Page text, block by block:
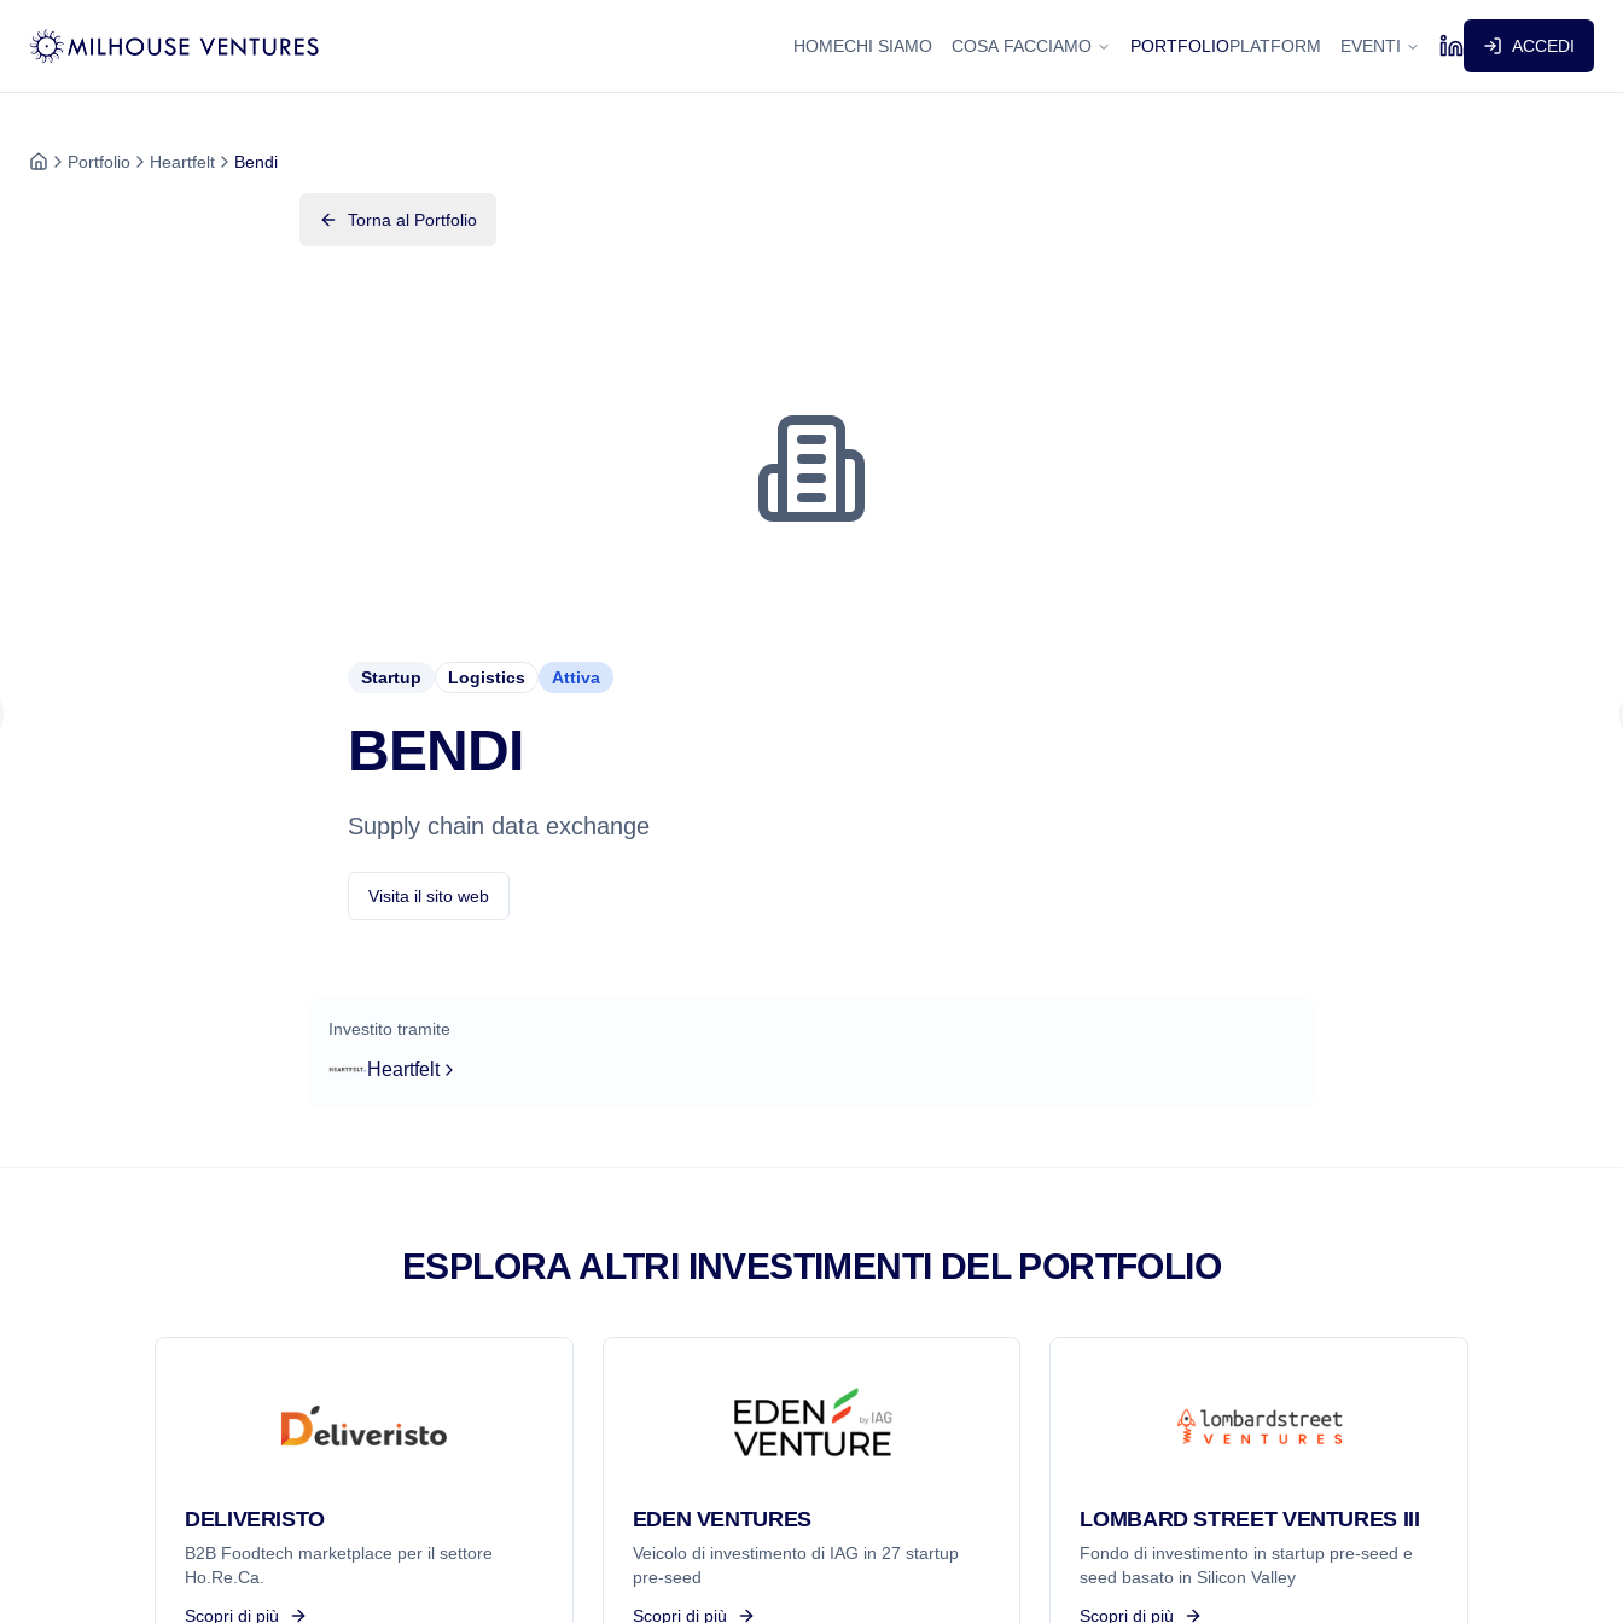
HOMECHI SIAMO COSA FACCIAMO PORTFOLIOPLATFORM EVENTI ACCEDI
Portfolio Heartfelt Bendi
Torna al Portfolio
Startup Logistics Attiva
BENDI
Supply chain data exchange
Visita il sito web
Investito tramite
Heartfelt
ESPLORA ALTRI INVESTIMENTI DEL PORTFOLIO
DELIVERISTO
B2B Foodtech marketplace per il settore
Ho.Re.Ca.
Scopri di più
EDEN VENTURES
Veicolo di investimento di IAG in 27 startup
pre-seed
Scopri di più
LOMBARD STREET VENTURES III
Fondo di investimento in startup pre-seed e
seed basato in Silicon Valley
Scopri di più